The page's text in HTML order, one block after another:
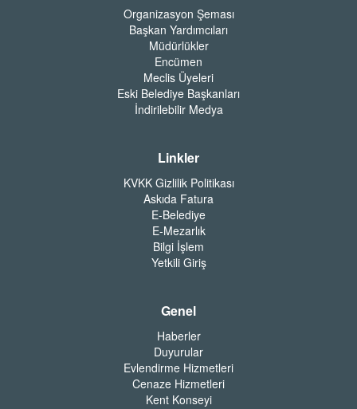
Organizasyon Şeması
Başkan Yardımcıları
Müdürlükler
Encümen
Meclis Üyeleri
Eski Belediye Başkanları
İndirilebilir Medya
Linkler
KVKK Gizlilik Politikası
Askıda Fatura
E-Belediye
E-Mezarlık
Bilgi İşlem
Yetkili Giriş
Genel
Haberler
Duyurular
Evlendirme Hizmetleri
Cenaze Hizmetleri
Kent Konseyi